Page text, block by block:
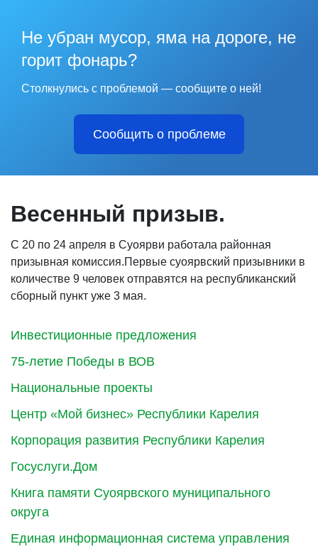
Не убран мусор, яма на дороге, не
горит фонарь?
Столкнулись с проблемой — сообщите о ней!
Сообщить о проблеме
Инвестиционные предложения
75-летие Победы в ВОВ
Национальные проекты
Центр «Мой бизнес» Республики Карелия
Корпорация развития Республики Карелия
Госуслуги.Дом
Книга памяти Суоярвского муниципального
округа
Единая информационная система управления
Весенный призыв.
С 20 по 24 апреля в Суоярви работала районная
призывная комиссия.Первые суоярвский призывники в
количестве 9 человек отправятся на республиканский
сборный пункт уже 3 мая.